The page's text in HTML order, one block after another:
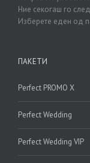
Ние секогаш го
Изберете еден од
ПАКЕТИ
Perfect PROMO X
Perfect Wedding
Perfect Wedding VIP